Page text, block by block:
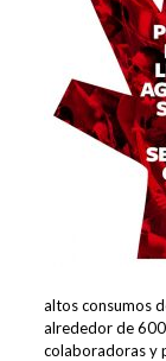
altos consumos
alrededor de
colaboradoras y